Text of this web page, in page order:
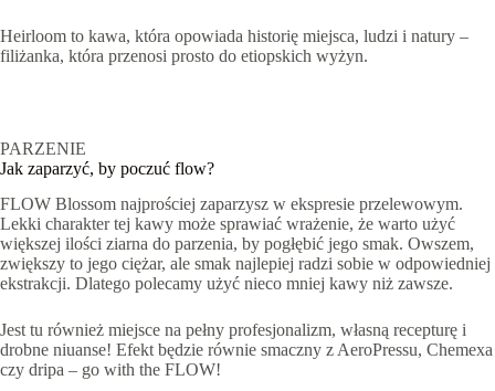
Heirloom to kawa, która opowiada historię miejsca, ludzi i natury –
filiżanka, która przenosi prosto do etiopskich wyżyn.
PARZENIE
Jak zaparzyć, by poczuć flow?
FLOW Blossom najprościej zaparzysz w ekspresie przelewowym.
Lekki charakter tej kawy może sprawiać wrażenie, że warto użyć
większej ilości ziarna do parzenia, by pogłębić jego smak. Owszem,
zwiększy to jego ciężar, ale smak najlepiej radzi sobie w odpowiedniej
ekstrakcji. Dlatego polecamy użyć nieco mniej kawy niż zawsze.
Jest tu również miejsce na pełny profesjonalizm, własną recepturę i
drobne niuanse! Efekt będzie równie smaczny z AeroPressu, Chemexa
czy dripa – go with the FLOW!